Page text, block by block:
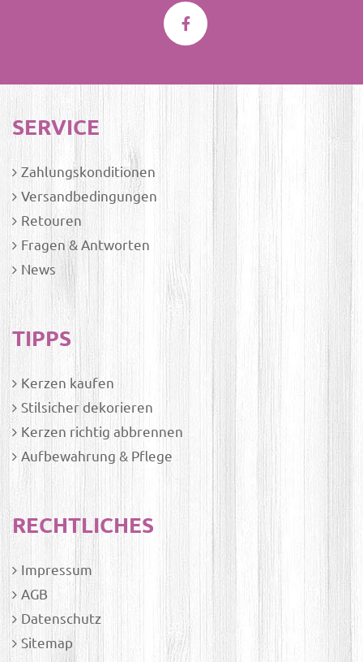
SERVICE
Zahlungskonditionen
Versandbedingungen
Retouren
Fragen & Antworten
News
TIPPS
Kerzen kaufen
Stilsicher dekorieren
Kerzen richtig abbrennen
Aufbewahrung & Pflege
RECHTLICHES
Impressum
AGB
Datenschutz
Sitemap